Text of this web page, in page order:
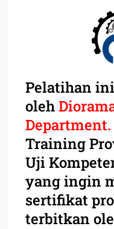
Pelatihan
oleh
Department.
Training
Uji
yang ingin
sertifikat
terbitkan